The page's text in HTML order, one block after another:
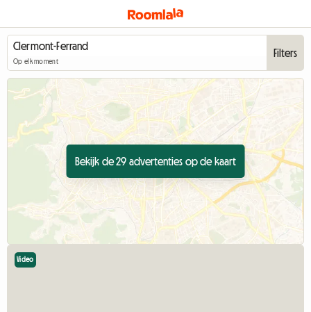
Op elk moment
Filters
Bekijk de 29 advertenties op de kaart
Video